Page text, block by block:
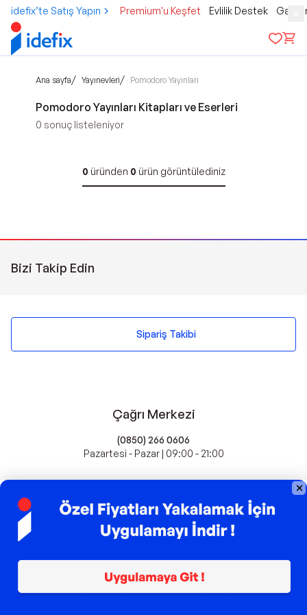
idefix’te Satış Yapın Premium'u Keşfet Evlilik Destek
Ana sayfa/ Yayınevleri/ Pomodoro Yayınları
Pomodoro Yayınları Kitapları ve Eserleri
0 sonuç listeleniyor
0 üründen 0 ürün görüntülediniz
Bizi Takip Edin
Popüler Markalar
Farmasi
Xiaomi
Lavazza
Fashcolle
Pro Plan
Sipariş Takibi
Çağrı Merkezi
(0850) 266 0606
Pazartesi - Pazar | 09:00 - 21:00